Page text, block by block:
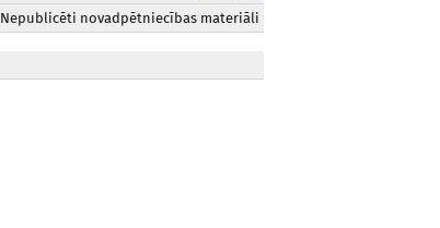
Nepublicēti novadpētniecības materiāli